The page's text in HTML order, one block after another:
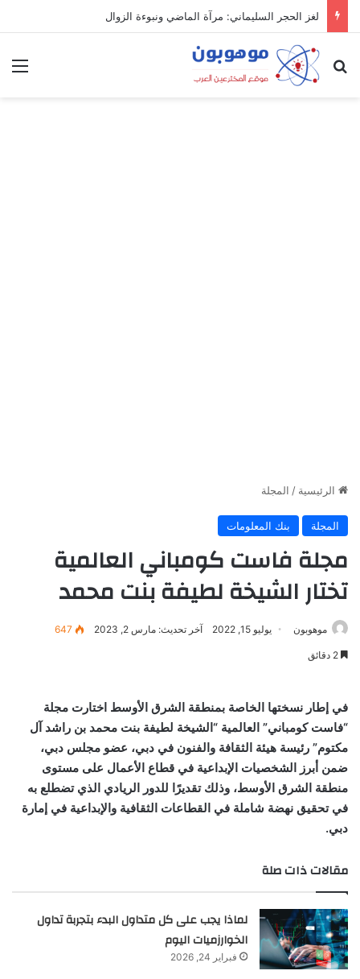
لغز الحجر السليماني: مرآة الماضي ونبوءة الزوال
بحث عن
الرئيسية / المجلة
المجلة بنك المعلومات
مجلة فاست كومباني العالمية
تختار الشيخة لطيفة بنت محمد
موهوبون يوليو 15, 2022 آخر تحديث: مارس 2, 2023 647
في إطار نسختها الخاصة بمنطقة الشرق الأوسط اختارت مجلة
“فاست كومباني” العالمية “الشيخة لطيفة بنت محمد بن راشد آل
مكتوم” رئيسة هيئة الثقافة والفنون في دبي، عضو مجلس دبي،
ضمن أبرز الشخصيات الإبداعية في قطاع الأعمال على مستوى
منطقة الشرق الأوسط، وذلك تقديرًا للدور الريادي الذي تضطلع به
في تحقيق نهضة شاملة في القطاعات الثقافية والإبداعية في إمارة
دبي.
مقالات ذات صلة
لماذا يجب على كل متداول البدء بتجربة تداول
الخوارزميات اليوم
فبراير 24, 2026